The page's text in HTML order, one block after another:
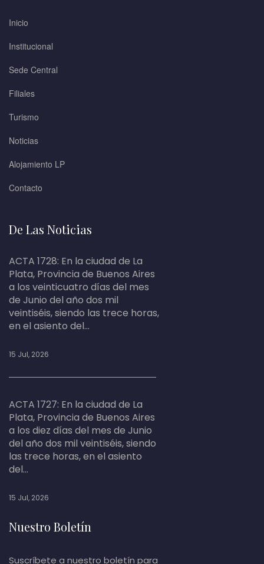
Inicio
Institucional
Sede Central
Filiales
Turismo
Noticias
Alojamiento LP
Contacto
De Las Noticias
ACTA 1728: En la ciudad de La
Plata, Provincia de Buenos Aires
a los veinticuatro días del mes
de Junio del año dos mil
veintiséis, siendo las trece horas,
en el asiento del...
15 Jul, 2026
ACTA 1727: En la ciudad de La
Plata, Provincia de Buenos Aires
a los diez días del mes de Junio
del año dos mil veintiséis, siendo
las trece horas, en el asiento
del...
15 Jul, 2026
Nuestro Boletín
Suscríbete a nuestro boletín para